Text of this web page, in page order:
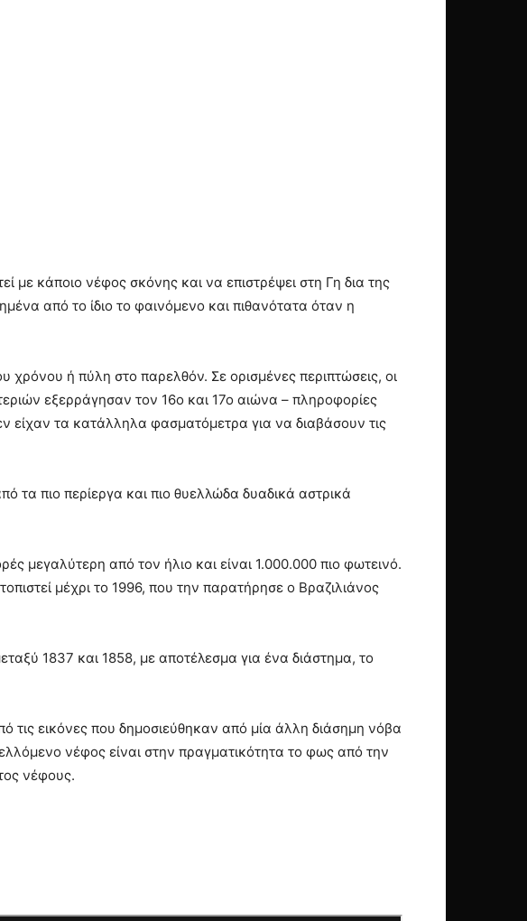
με κάποιο νέφος σκόνης και να επιστρέψει στη Γη δια της
από το ίδιο το φαινόμενο και πιθανότατα όταν η
ή πύλη στο παρελθόν. Σε ορισμένες περιπτώσεις, οι
εξερράγησαν τον 16ο και 17ο αιώνα – πληροφορίες
είχαν τα κατάλληλα φασματόμετρα για να διαβάσουν τις
τα πιο περίεργα και πιο θυελλώδα δυαδικά αστρικά
μεγαλύτερη από τον ήλιο και είναι 1.000.000 πιο φωτεινό.
μέχρι το 1996, που την παρατήρησε ο Βραζιλιάνος
1837 και 1858, με αποτέλεσμα για ένα διάστημα, το
εικόνες που δημοσιεύθηκαν από μία άλλη διάσημη νόβα
νέφος είναι στην πραγματικότητα το φως από την
νέφους.